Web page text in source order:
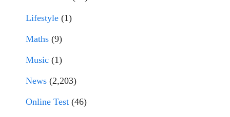
Lifestyle (1)
Maths (9)
Music (1)
News (2,203)
Online Test (46)